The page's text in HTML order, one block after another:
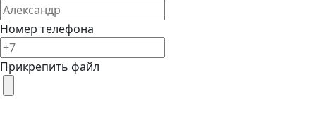
Номер телефона
Прикрепить файл